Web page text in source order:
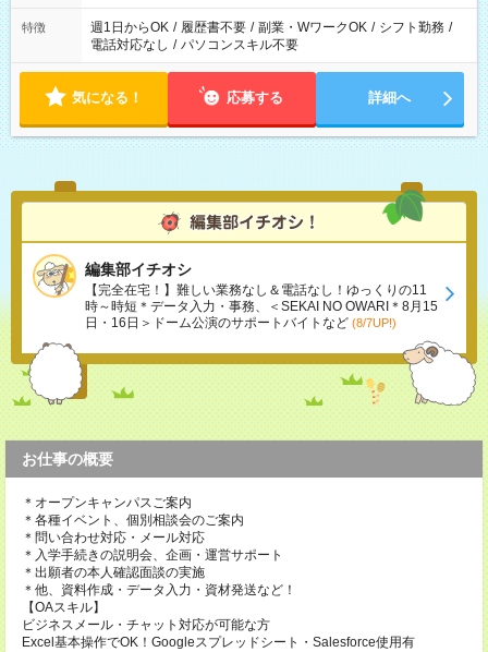
特徴 週1日からOK / 履歴書不要 / 副業・WワークOK / シフト勤務 /
電話対応なし / パソコンスキル不要
気になる！ 応募する 詳細へ
編集部イチオシ
【完全在宅！】難しい業務なし＆電話なし！ゆっくりの11
時～時短＊データ入力・事務、＜SEKAI NO OWARI＊8月15
日・16日＞ドーム公演のサポートバイトなど (8/7UP!)
お仕事の概要
＊オープンキャンパスご案内
＊各種イベント、個別相談会のご案内
＊問い合わせ対応・メール対応
＊入学手続きの説明会、企画・運営サポート
＊出願者の本人確認面談の実施
＊他、資料作成・データ入力・資材発送など！
【OAスキル】
ビジネスメール・チャット対応が可能な方
Excel基本操作でOK！Googleスプレッドシート・Salesforce使用有